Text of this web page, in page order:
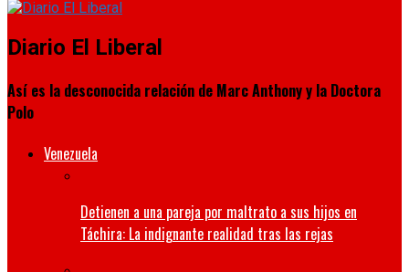
Diario El Liberal
Así es la desconocida relación de Marc Anthony y la Doctora
Polo
Venezuela
Detienen a una pareja por maltrato a sus hijos en
Táchira: La indignante realidad tras las rejas